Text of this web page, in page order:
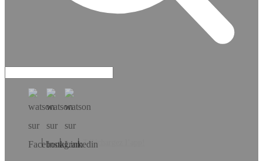
Téléchargez l’app!